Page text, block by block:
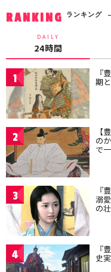
RANKING ランキング
DAILY
24時間
1 『
期
2 【
の
で
3 『
溺
の
4 『
史